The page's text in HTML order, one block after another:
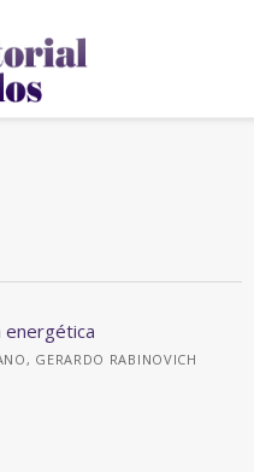
energética
GERARDO RABINOVICH